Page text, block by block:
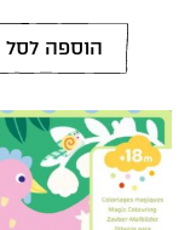
הוספה לסל